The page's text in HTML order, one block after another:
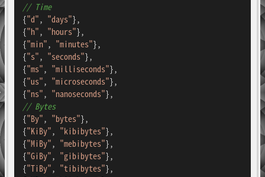
// Time
{"d", "days"},
{"h", "hours"},
{"min", "minutes"},
{"s", "seconds"},
{"ms", "milliseconds"},
{"us", "microseconds"},
{"ns", "nanoseconds"
// Bytes
{"By", "bytes"},
{"KiBy", "kibibytes"},
{"MiBy", "mebibytes"},
{"GiBy", "gibibytes"},
{"TiBy", "tibibytes"},